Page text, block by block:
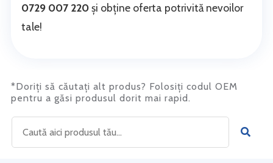
0729 007 220și obține oferta potrivită nevoilor
tale!
*Doriți să căutați alt produs? Folosiți codul OEM
pentru a găsi produsul dorit mai rapid.